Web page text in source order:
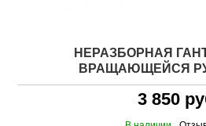
НЕРАЗБОРНАЯ
ВРАЩАЮЩЕЙСЯ
3 850